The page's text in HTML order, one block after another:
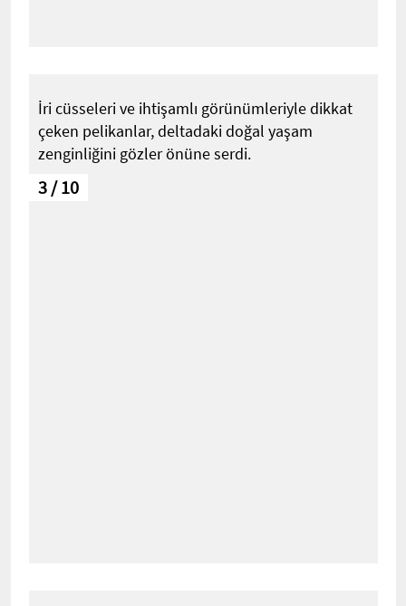
İri cüsseleri ve ihtişamlı görünümleriyle dikkat
çeken pelikanlar, deltadaki doğal yaşam
zenginliğini gözler önüne serdi.
3 / 10